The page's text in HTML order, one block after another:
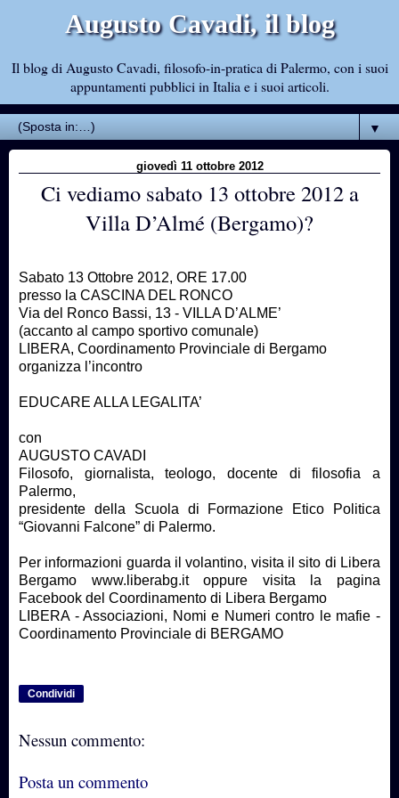
Augusto Cavadi, il blog
Il blog di Augusto Cavadi, filosofo-in-pratica di Palermo, con i suoi
appuntamenti pubblici in Italia e i suoi articoli.
▼
giovedì 11 ottobre 2012
Ci vediamo sabato 13 ottobre 2012 a
Villa D’Almé (Bergamo)?
Sabato 13 Ottobre 2012, ORE 17.00
presso la CASCINA DEL RONCO
Via del Ronco Bassi, 13 - VILLA D’ALME’
(accanto al campo sportivo comunale)
LIBERA, Coordinamento Provinciale di Bergamo
organizza l’incontro
EDUCARE ALLA LEGALITA’
con
AUGUSTO CAVADI
Filosofo, giornalista, teologo, docente di filosofia a
Palermo,
presidente della Scuola di Formazione Etico Politica
“Giovanni Falcone” di Palermo.
Per informazioni guarda il volantino, visita il sito di Libera
Bergamo www.liberabg.it oppure visita la pagina
Facebook del Coordinamento di Libera Bergamo
LIBERA - Associazioni, Nomi e Numeri contro le mafie -
Coordinamento Provinciale di BERGAMO
Condividi
Nessun commento:
Posta un commento